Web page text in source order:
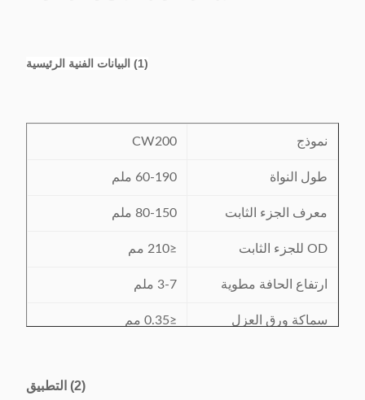
(1) البيانات الفنية الرئيسية
نموذج CW200
طول النواة 60-190 ملم
معرف الجزء الثابت 80-150 ملم
OD للجزء الثابت ≤210 مم
ارتفاع الحافة مطوية 3-7 ملم
سماكة ورق العزل ≤0.35 مم
380V / 50 / 60Hz
(2) التطبيق